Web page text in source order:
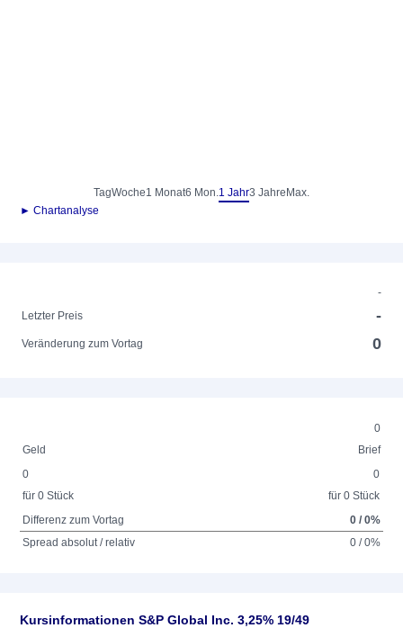
TagWoche1 Monat6 Mon.1 Jahr3 Jahre Max.
► Chartanalyse
-
Letzter Preis
-
Veränderung zum Vortag 0
0
Geld
Brief
0
für 0 Stück
0
für 0 Stück
Differenz zum Vortag
0 / 0%
Spread absolut / relativ
0 / 0%
Kursinformationen S&P Global Inc. 3,25% 19/49